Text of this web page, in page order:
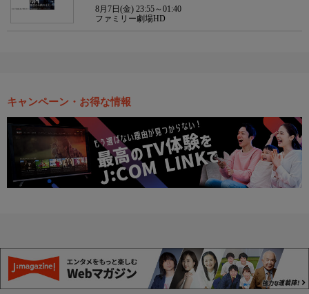
8月7日(金) 23:55～01:40
ファミリー劇場HD
キャンペーン・お得な情報